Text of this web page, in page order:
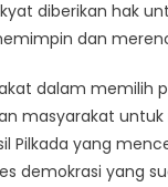
diberikan hak
dan
dalam memilih
masyarakat
Pilkada yang
demokrasi yang